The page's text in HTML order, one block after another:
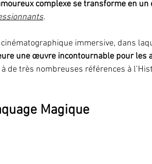
complexe se transforme en un
.
une œuvre incontournable pour les
de très nombreuses références à
Magique